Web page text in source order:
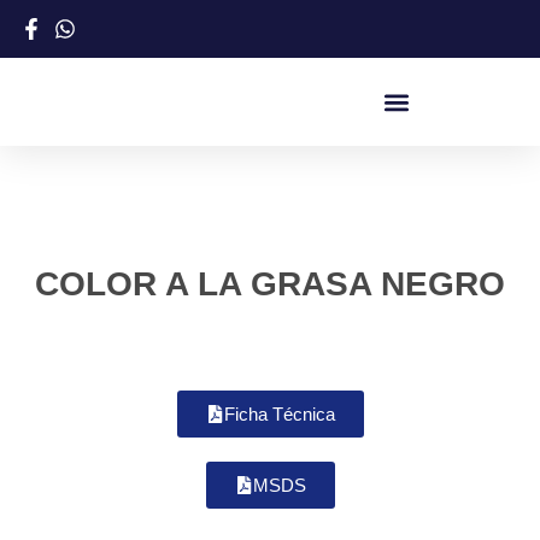
COLOR A LA GRASA NEGRO
Ficha Técnica
MSDS